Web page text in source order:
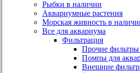
Рыбки в наличии
Аквариумные растения
Морская живность в
Все для аквариума
Фильтрация
Прочие фильтры
Помпы для
Внешние